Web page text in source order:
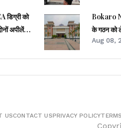
डिग्री को
अपीलें
Bokaro
के गठन को
Aug 08,
USCONTACT USPRIVACY POLICY